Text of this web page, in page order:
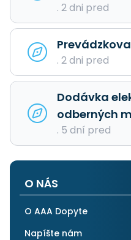
. 2 dni pred
. 2 dni pred
Dodávka
odberných
. 5 dní pred
O NÁS
O AAA Dopyte
Napíšte nám